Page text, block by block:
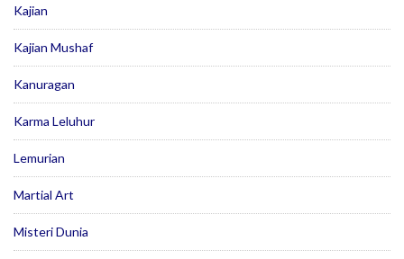
Kajian
Kajian Mushaf
Kanuragan
Karma Leluhur
Lemurian
Martial Art
Misteri Dunia